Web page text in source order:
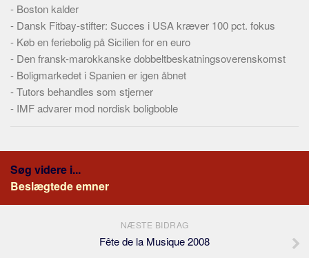
- Boston kalder
- Dansk Fitbay-stifter: Succes i USA kræver 100 pct. fokus
- Køb en feriebolig på Sicilien for en euro
- Den fransk-marokkanske dobbeltbeskatningsoverenskomst
- Boligmarkedet i Spanien er igen åbnet
-Tutors behandles som stjerner
- IMF advarer mod nordisk boligboble
Søg videre i...
Beslægtede emner
NÆSTE BIDRAG
Fête de la Musique 2008